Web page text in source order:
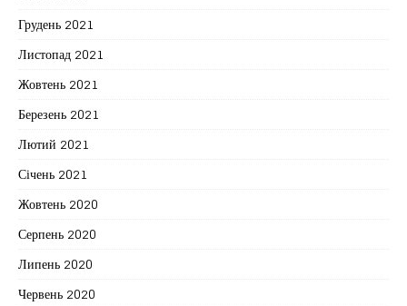
Грудень 2021
Листопад 2021
Жовтень 2021
Березень 2021
Лютий 2021
Січень 2021
Жовтень 2020
Серпень 2020
Липень 2020
Червень 2020